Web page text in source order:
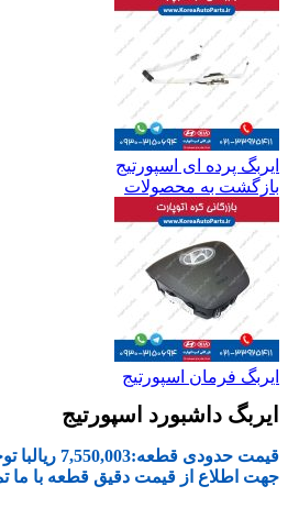
ایربگ پرده ای اسپورتیج
بازگشت به محصولات
ایربگ فرمان اسپورتیج
ایربگ داشبورد اسپورتیج
قیمت حدودی قطعه:7,550,003 ریالبا
جهت اطلاع از قیمت دقیق قطعه با ما